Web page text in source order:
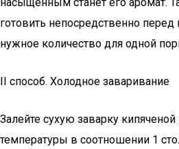
готовить непосредственно перед
нужное количество для одной
II способ. Холодное заваривание
Залейте сухую заварку
температуры в соотношении 1